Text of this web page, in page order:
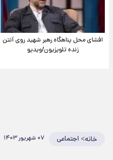
افشای محل پناهگاه‌ رهبر شهید روی آنتن
زنده تلویزیون/ویدیو
خانه>اجتماعی ۰۷ شهریور ۱۴۰۳